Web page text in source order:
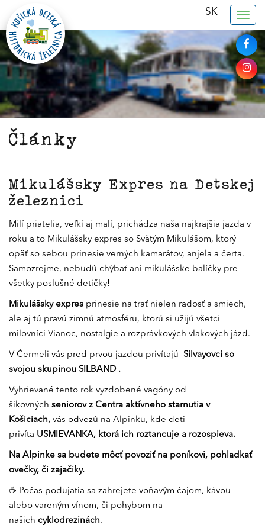
SK
Články
Mikulášsky Expres na Detskej
železnici
Milí priatelia, veľkí aj malí, prichádza naša najkrajšia jazda v
roku a to Mikulášsky expres so Svätým Mikulášom, ktorý
opäť so sebou prinesie verných kamarátov, anjela a čerta.
Samozrejme, nebudú chýbať ani mikulášske balíčky pre
všetky poslušné detičky!
Mikulášsky expres prinesie na trať nielen radosť a smiech,
ale aj tú pravú zimnú atmosféru, ktorú si užijú všetci
milovníci Vianoc, nostalgie a rozprávkových vlakových jázd.
V Čermeli vás pred prvou jazdou privítajú Silvayovci so
svojou skupinou SILBAND .
Vyhrievané tento rok vyzdobené vagóny od
šikovných seniorov z Centra aktívneho starnutia v
Košiciach, vás odvezú na Alpinku, kde deti
privíta USMIEVANKA, ktorá ich roztancuje a rozospieva.
Na Alpinke sa budete môcť povoziť na poníkovi, pohladkať
ovečky, či zajačiky.
☕ Počas podujatia sa zahrejete voňavým čajom, kávou
alebo vareným vínom, či pohybom na
našich cyklodrezinách.